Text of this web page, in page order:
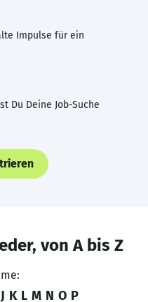
Impulse für ein
Du Deine Job-Suche
von A bis Z
J K L M N O P